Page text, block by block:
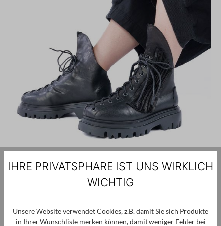
PAPUCEI
IHRE PRIVATSPHÄRE IST UNS WIRKLICH
WICHTIG
Unsere Website verwendet Cookies, z.B. damit Sie sich Produkte
in Ihrer Wunschliste merken können, damit weniger Fehler bei